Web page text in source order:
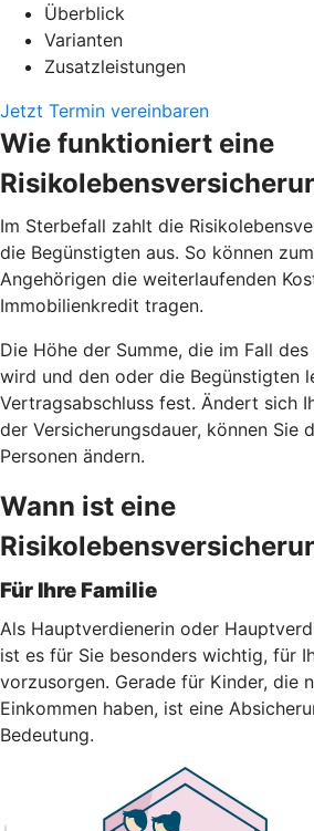
Überblick
Varianten
Zusatzleistungen
Jetzt Termin vereinbaren
Wie funktioniert eine
Im Sterbefall zahlt die
die Begünstigten aus. So können
Angehörigen die weiterlaufenden
Immobilienkredit tragen.
Die Höhe der Summe, die im Fall
wird und den oder die Begünstigten
Vertragsabschluss fest. Ändert sich
der Versicherungsdauer, können Sie
Personen ändern.
Wann ist eine
Für Ihre Familie
Als Hauptverdienerin oder
ist es für Sie besonders wichtig, für
vorzusorgen. Gerade für Kinder, die
Einkommen haben, ist eine
Bedeutung.